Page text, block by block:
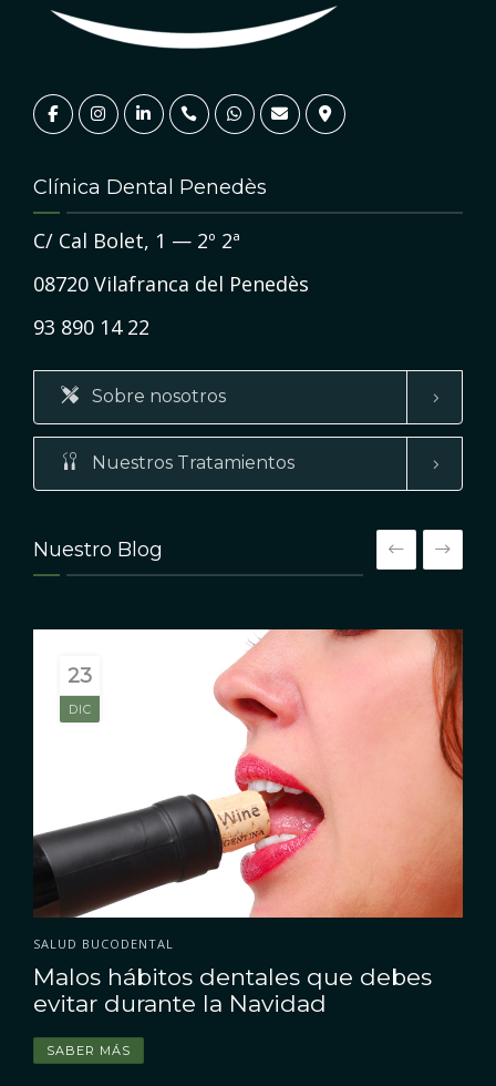
Clínica Dental Penedès
C/ Cal Bolet, 1 — 2º 2ª
08720 Vilafranca del Penedès
93 890 14 22
Sobre nosotros
Nuestros Tratamientos
Nuestro Blog
23
DIC
SALUD BUCODENTAL
Malos hábitos dentales que debes
evitar durante la Navidad
SABER MÁS
3
OCT
PERIODONCIA • TU SALUD GENERAL Y LA SALUD DE TU BOCA
Endocarditis bacteriana: ¿tiene
relación con la periodontitis?
SABER MÁS